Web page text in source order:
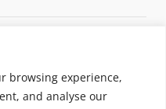
browsing experience,
and analyse our
che